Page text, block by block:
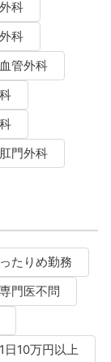
科
科
管外科
門外科
たりめ勤務
門医不問
日10万円以上